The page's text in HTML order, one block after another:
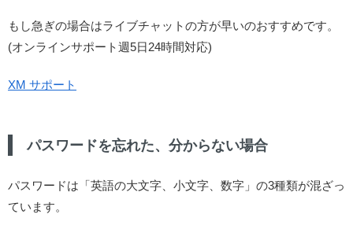
もし急ぎの場合はライブチャットの方が早いのおすすめです。
(オンラインサポート週5日24時間対応)
XM サポート
パスワードを忘れた、分からない場合
パスワードは「英語の大文字、小文字、数字」の3種類が混ざっ
ています。